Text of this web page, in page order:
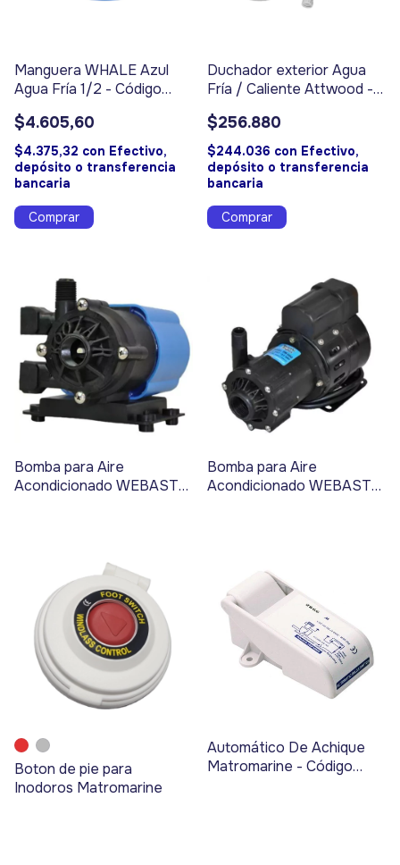
Manguera WHALE Azul
Agua Fría 1/2 - Código
$4.605,60
$4.375,32 con Efectivo,
depósito o transferencia
bancaria
Duchador exterior Agua
Fría / Caliente Attwood -
$256.880
$244.036 con Efectivo,
depósito o transferencia
bancaria
Bomba para Aire
Acondicionado WEBASTO
Bomba para Aire
Acondicionado WEBASTO
Boton de pie para
Inodoros Matromarine
Automático De Achique
Matromarine - Código